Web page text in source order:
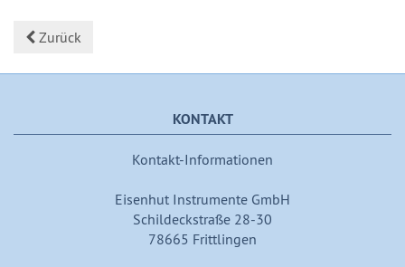
Zurück
KONTAKT
Kontakt-Informationen
Eisenhut Instrumente GmbH
Schildeckstraße 28-30
78665 Frittlingen